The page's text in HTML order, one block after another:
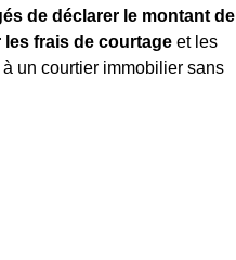
de déclarer le montant de
les frais de courtage et les
un courtier immobilier sans